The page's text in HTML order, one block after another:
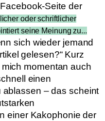
Seite der
oder schriftlicher
seine Meinung zu...
sich wieder jemand
gelesen?“ Kurz
momentan auch
einen
– das scheint
einer Kakophonie der